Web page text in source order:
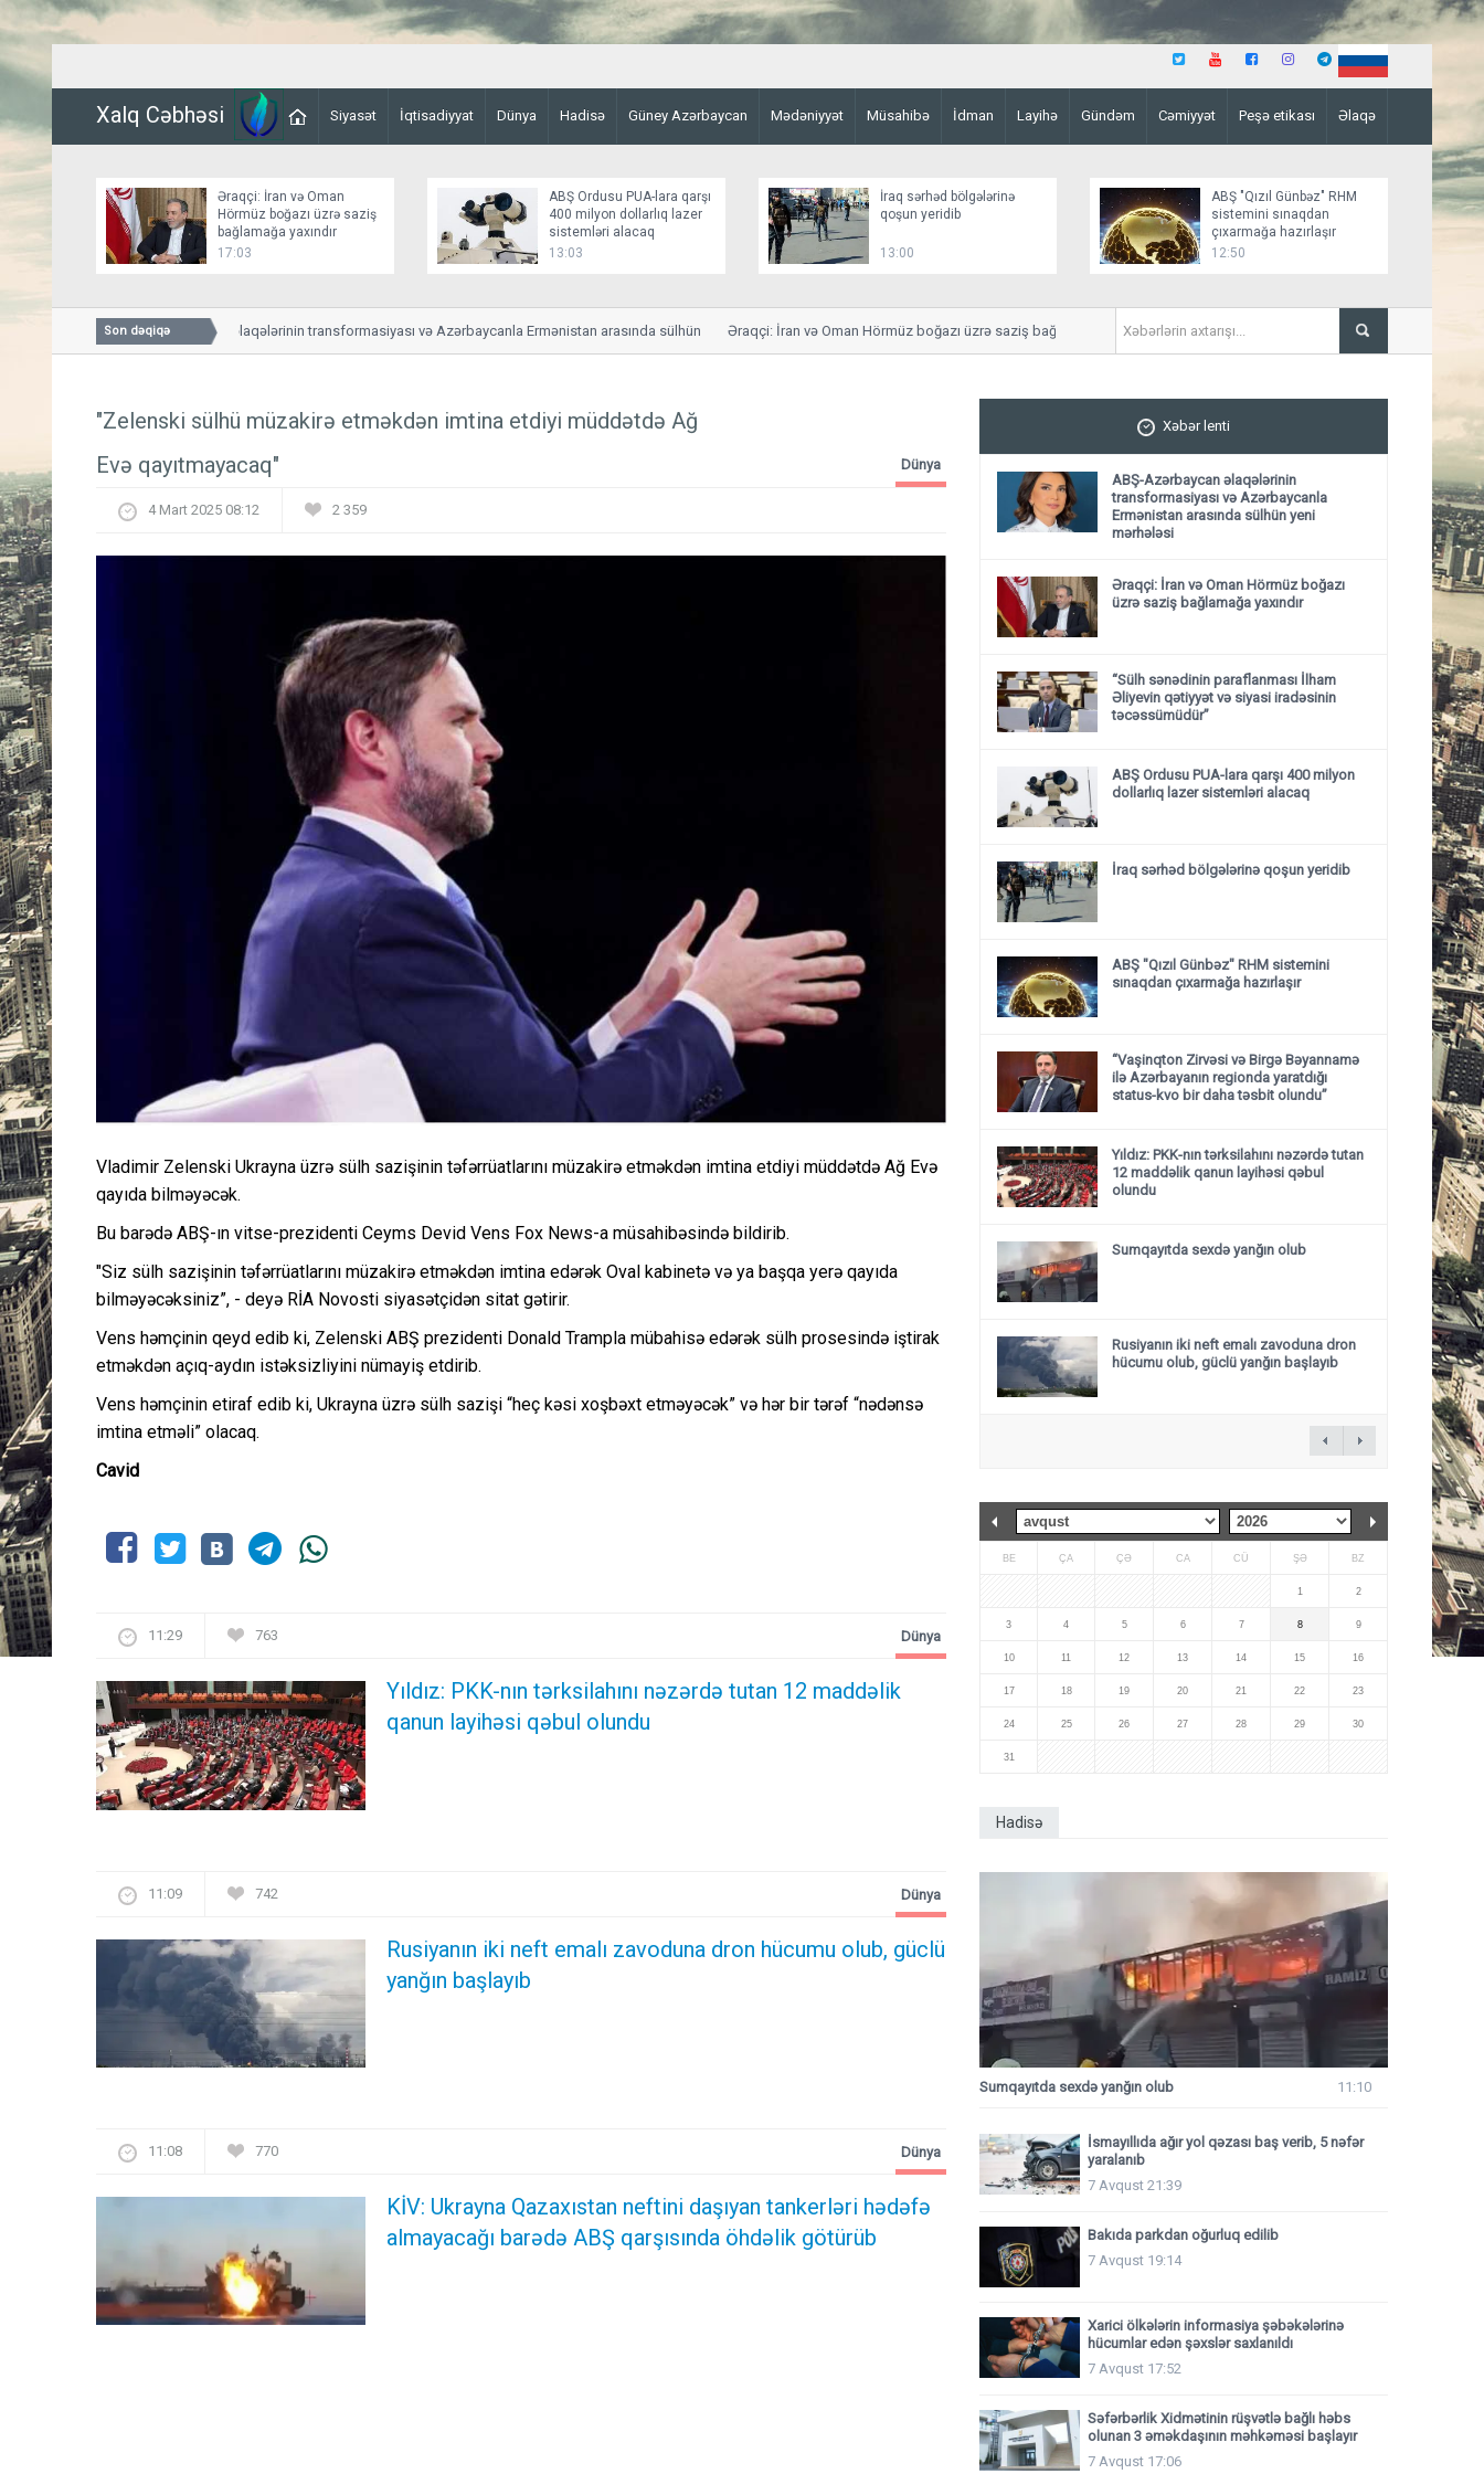
Xalq Cəbhəsi Siyasət İqtisadiyyat Dünya Hadisə Güney Azərbaycan Mədəniyyət Müsahibə İdman Layihə Gündəm Cəmiyyət Peşə etikası Əlaqə
Əraqçi: İran və Oman
Hörmüz boğazı üzrə saziş
bağlamağa yaxındır
17:03
ABŞ Ordusu PUA-lara qarşı
400 milyon dollarlıq lazer
sistemləri alacaq
13:03
İraq sərhəd bölgələrinə
qoşun yeridib
13:00
ABŞ "Qızıl Günbəz" RHM
sistemini sınaqdan
çıxarmağa hazırlaşır
12:50
Son dəqiqə
ABŞ-Azərbaycan əlaqələrinin transformasiyası və Azərbaycanla Ermənistan arasında sülhün
yeni mərhələsi
Əraqçi: İran və Oman Hörmüz boğazı üzrə saziş bağlamağa yaxındır “Sülh sənədinin
"Zelenski sülhü müzakirə etməkdən imtina etdiyi müddətdə Ağ
Evə qayıtmayacaq"
Dünya
4 Mart 2025 08:12 2 359
Vladimir Zelenski Ukrayna üzrə sülh sazişinin təfərrüatlarını müzakirə etməkdən imtina etdiyi müddətdə Ağ Evə
qayıda bilməyəcək.
Bu barədə ABŞ-ın vitse-prezidenti Ceyms Devid Vens Fox News-a müsahibəsində bildirib.
"Siz sülh sazişinin təfərrüatlarını müzakirə etməkdən imtina edərək Oval kabinetə və ya başqa yerə qayıda
bilməyəcəksiniz”, - deyə RİA Novosti siyasətçidən sitat gətirir.
Vens həmçinin qeyd edib ki, Zelenski ABŞ prezidenti Donald Trampla mübahisə edərək sülh prosesində iştirak
etməkdən açıq-aydın istəksizliyini nümayiş etdirib.
Vens həmçinin etiraf edib ki, Ukrayna üzrə sülh sazişi “heç kəsi xoşbəxt etməyəcək” və hər bir tərəf “nədənsə
imtina etməli” olacaq.
Cavid
11:29 763
Yıldız: PKK-nın tərksilahını nəzərdə tutan 12 maddəlik
qanun layihəsi qəbul olundu ​​​​​​​
Dünya
11:09 742
Rusiyanın iki neft emalı zavoduna dron hücumu olub, güclü
yanğın başlayıb
Dünya
11:08 770
KİV: Ukrayna Qazaxıstan neftini daşıyan tankerləri hədəfə
almayacağı barədə ABŞ qarşısında öhdəlik götürüb
Dünya
Xəbər lenti
ABŞ-Azərbaycan əlaqələrinin
transformasiyası və Azərbaycanla
Ermənistan arasında sülhün yeni
mərhələsi
Əraqçi: İran və Oman Hörmüz boğazı
üzrə saziş bağlamağa yaxındır
“Sülh sənədinin paraflanması İlham
Əliyevin qətiyyət və siyasi iradəsinin
təcəssümüdür”
ABŞ Ordusu PUA-lara qarşı 400 milyon
dollarlıq lazer sistemləri alacaq
İraq sərhəd bölgələrinə qoşun yeridib
ABŞ "Qızıl Günbəz" RHM sistemini
sınaqdan çıxarmağa hazırlaşır
“Vaşinqton Zirvəsi və Birgə Bəyannamə
ilə Azərbayanın regionda yaratdığı
status-kvo bir daha təsbit olundu”
Yıldız: PKK-nın tərksilahını nəzərdə tutan
12 maddəlik qanun layihəsi qəbul
olundu ​​​​​​​
Sumqayıtda sexdə yanğın olub
Rusiyanın iki neft emalı zavoduna dron
hücumu olub, güclü yanğın başlayıb
BE ÇA ÇƏ CA CÜ ŞƏ BZ
1 2
3 4 5 6 7 8 9
10 11 12 13 14 15 16
17 18 19 20 21 22 23
24 25 26 27 28 29 30
31
Hadisə
Sumqayıtda sexdə yanğın olub 11:10
İsmayıllıda ağır yol qəzası baş verib, 5 nəfər
yaralanıb
7 Avqust 21:39
Bakıda parkdan oğurluq edilib
7 Avqust 19:14
Xarici ölkələrin informasiya şəbəkələrinə
hücumlar edən şəxslər saxlanıldı
7 Avqust 17:52
Səfərbərlik Xidmətinin rüşvətlə bağlı həbs
olunan 3 əməkdaşının məhkəməsi başlayır
7 Avqust 17:06